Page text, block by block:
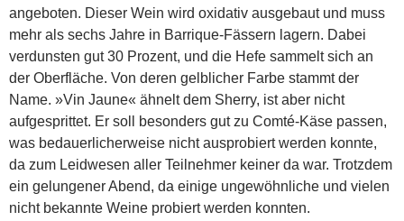
angeboten. Dieser Wein wird oxidativ ausgebaut und muss
mehr als sechs Jahre in Barrique-Fässern lagern. Dabei
verdunsten gut 30 Prozent, und die Hefe sammelt sich an
der Oberfläche. Von deren gelblicher Farbe stammt der
Name. »Vin Jaune« ähnelt dem Sherry, ist aber nicht
aufgesprittet. Er soll besonders gut zu Comté-Käse passen,
was bedauerlicherweise nicht ausprobiert werden konnte,
da zum Leidwesen aller Teilnehmer keiner da war. Trotzdem
ein gelungener Abend, da einige ungewöhnliche und vielen
nicht bekannte Weine probiert werden konnten.